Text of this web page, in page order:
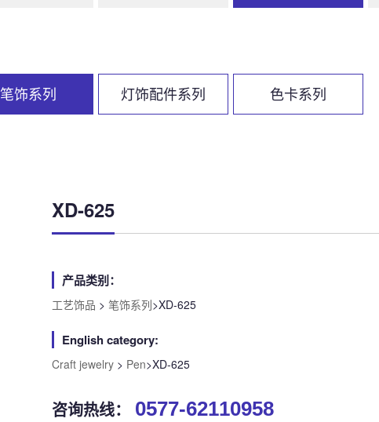
笔饰系列 灯饰配件系列 色卡系列
XD-625
产品类别：
工艺饰品 > 笔饰系列>XD-625
English category:
Craft jewelry > Pen>XD-625
咨询热线： 0577-62110958